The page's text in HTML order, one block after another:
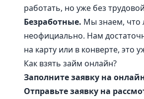
работать, но уже без
Безработные. Мы знаем, что
неофициально. Нам
на карту или в конверте, это
Как взять займ онлайн?
Заполните заявку на
Отправьте заявку на